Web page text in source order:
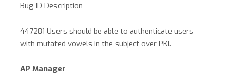
Bug ID Description
447281 Users should be able to authenticate users
with mutated vowels in the subject over PKI.
AP Manager